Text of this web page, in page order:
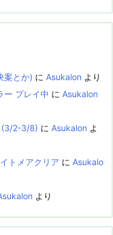
案とか) に Asukalon より
ー プレイ中 に Asukalon
(3/2-3/8) に Asukalon よ
トメアクリア に Asukalo
より